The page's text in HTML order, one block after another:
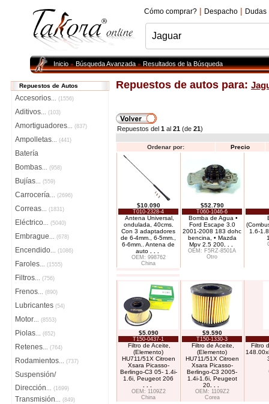
Cómo comprar? | Despacho | Dudas
Inicio»Búsqueda Avanzada»Resultados de la Búsqueda
Repuestos de Autos
Accesorios... (1556)
Aditivos... (103)
Amortiguadores... (837)
Ampolletas... (441)
Batería
Bombas... (958)
Bujías... (559)
Carrocería... (2696)
Correas... (1831)
Eléctrico... (5040)
Embrague... (678)
Encendido... (1086)
Faroles... (1555)
Filtros... (756)
Frenos... (890)
Lubricantes (54)
Motor... (8553)
Piolas... (652)
Retenes... (764)
Rodamientos... (737)
Suspensión/
Dirección... (1699)
Transmisión... (849)
Repuestos de autos para:
Repuestos del 1 al 21 (de 21)
Ordenar por: Precio
$10.090
T010-2328-4
Antena Universal,
ondulada, 40cms.
Con 3 adaptadores
de 6-4mm., 6-5mm.,
6-6mm.. Antena de
auto
OEM: 998762
China
$52.790
T060-1046-6
Bomba de Agua •
Ford Escape 3.0
2001-2008 183 dohc
bencina, • Mazda
Mpv 2.5 200
OEM: F5RZ-8501A
Otro
1.6-
$5.090
T150-0437-1
Filtro de Aceite,
(Elemento)
HU711/51X Citroen
Xsara Picasso-
Berlingo-C3 05- 1.4i-
1.6i, Peugeot 206
OEM: 1109Z2
China
$9.590
T150-1330-3
Filtro de Aceite,
(Elemento)
HU711/51X Citroen
Xsara Picasso-
Berlingo-C3 2005-
1.4i-1.6i, Peugeot
20
OEM: 1109Z2
Corea
Filtro